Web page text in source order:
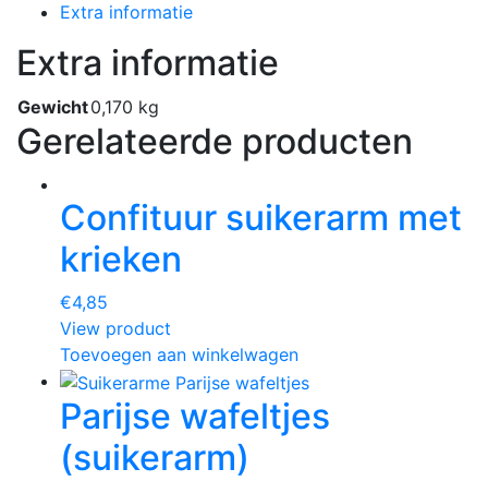
Extra informatie
Extra informatie
Gewicht0,170 kg
Gerelateerde producten
Confituur suikerarm met
krieken
€4,85
View product
Toevoegen aan winkelwagen
Parijse wafeltjes
(suikerarm)